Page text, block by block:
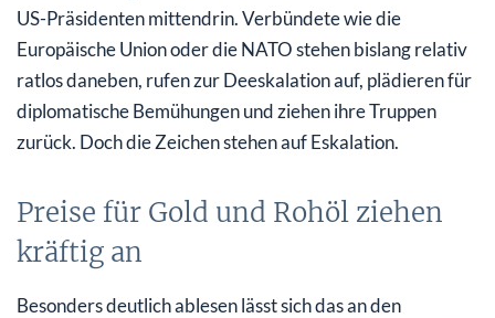
US-Präsidenten mittendrin. Verbündete wie die
Europäische Union oder die NATO stehen bislang relativ
ratlos daneben, rufen zur Deeskalation auf, plädieren für
diplomatische Bemühungen und ziehen ihre Truppen
zurück. Doch die Zeichen stehen auf Eskalation.
Preise für Gold und Rohöl ziehen
kräftig an
Besonders deutlich ablesen lässt sich das an den